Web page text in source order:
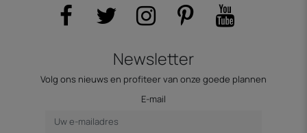
Newsletter
Volg ons nieuws en profiteer van onze goede plannen
E-mail